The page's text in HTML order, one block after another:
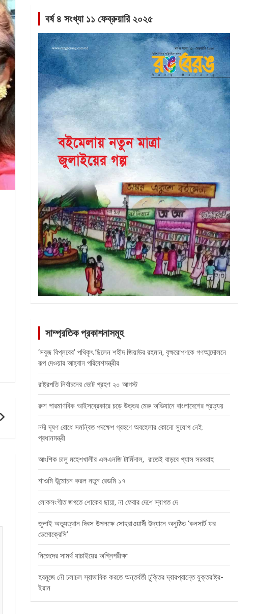
বর্ষ ৪ সংখ্যা ১১ ফেব্রুয়ারি ২০২৫
সাম্প্রতিক প্রকাশনাসমূহ
‘সবুজ বিপ্লবের’ পথিকৃৎ ছিলেন শহীদ জিয়াউর রহমান, বৃক্ষরোপণকে গণআন্দোলনে
রূপ দেওয়ার আহ্বান পরিবেশমন্ত্রীর
রাষ্ট্রপতি নির্বাচনের ভোট গ্রহণ ২০ আগস্ট
রুশ পারমাণবিক আইসব্রেকারে চড়ে উত্তর মেরু অভিযানে বাংলাদেশের প্রত্যয়
নদী দূষণ রোধে সমন্বিত পদক্ষেপ গ্রহণে অবহেলার কোনো সুযোগ নেই:
প্রধানমন্ত্রী
আংশিক চালু মহেশখালীর এলএনজি টার্মিনাল, রাতেই বাড়বে গ্যাস সরবরাহ
শাওমি উন্মোচন করল নতুন রেডমি ১৭
লোকসংগীত জগতে শোকের ছায়া, না ফেরার দেশে স্বাগত দে
জুলাই অভ্যুত্থান দিবস উপলক্ষে সোহরাওয়ার্দী উদ্যানে অনুষ্ঠিত ‘কনসার্ট ফর
ডেমোক্রেসি’
নিজেদের সামর্থ যাচাইয়ের অগ্নিপরীক্ষা
হরমুজে নৌ চলাচল স্বাভাবিক করতে অন্তর্বর্তী চুক্তির দ্বারপ্রান্তে যুক্তরাষ্ট্র-
ইরান